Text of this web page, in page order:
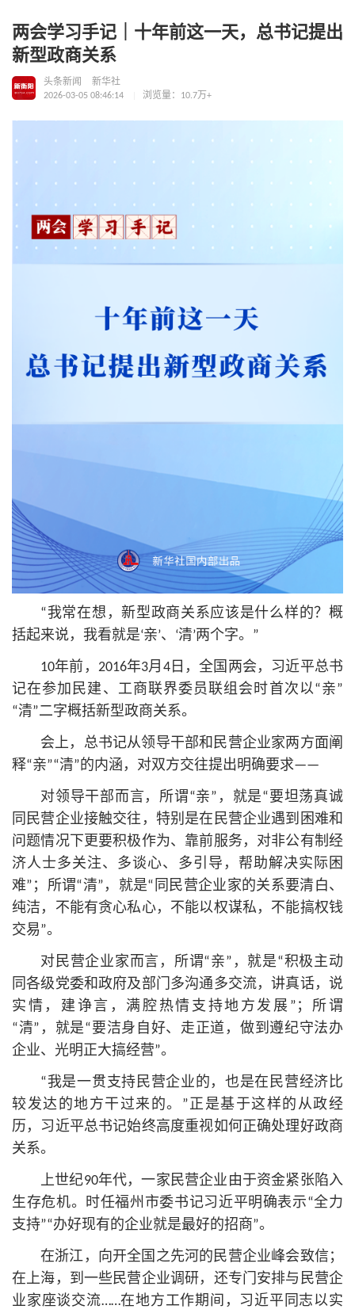
两会学习手记｜十年前这一天，总书记提出
新型政商关系
头条新闻
新华社
2026-03-05 08:46:14
浏览量：10.7万+
“我常在想，新型政商关系应该是什么样的？概
括起来说，我看就是‘亲’、‘清’两个字。”
10年前，2016年3月4日，全国两会，习近平总书
记在参加民建、工商联界委员联组会时首次以“亲”
“清”二字概括新型政商关系。
会上， 总书记从领导干部和民营企业家两方面阐
释“亲”“清”的内涵，对双方交往提出明确要求——
对领导干部而言，所谓“亲”，就是“要坦荡真诚
同民营企业接触交往，特别是在民营企业遇到困难和
问题情况下更要积极作为、靠前服务，对非公有制经
济人士多关注、多谈心、多引导，帮助解决实际困
难”；所谓“清”，就是“同民营企业家的关系要清白、
纯洁，不能有贪心私心，不能以权谋私，不能搞权钱
交易”。
对民营企业家而言，所谓“亲”，就是“积极主动
同各级党委和政府及部门多沟通多交流，讲真话，说
实情，建诤言，满腔热情支持地方发展”；所谓
“清”，就是“要洁身自好、走正道，做到遵纪守法办
企业、光明正大搞经营”。
“我是一贯支持民营企业的，也是在民营经济比
较发达的地方干过来的。”正是基于这样的从政经
历，习近平总书记始终高度重视如何正确处理好政商
关系。
上世纪90年代，一家民营企业由于资金紧张陷入
生存危机。时任福州市委书记习近平明确表示“全力
支持”“办好现有的企业就是最好的招商”。
在浙江，向开全国之先河的民营企业峰会致信；
在上海，到一些民营企业调研，还专门安排与民营企
业家座谈交流……在地方工作期间，习近平 同志以实